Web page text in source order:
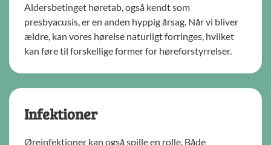
Aldersbetinget høretab, også kendt som
presbyacusis, er en anden hyppig årsag. Når vi bliver
ældre, kan vores hørelse naturligt forringes, hvilket
kan føre til forskellige former for høreforstyrrelser.
Infektioner
Øreinfektioner kan også spille en rolle. Både